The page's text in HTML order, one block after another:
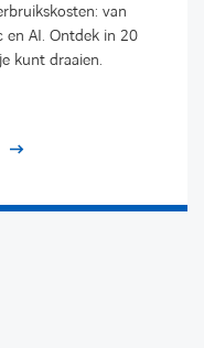
TWITTER
van
AI. Ontdek in 20
kunt draaien.